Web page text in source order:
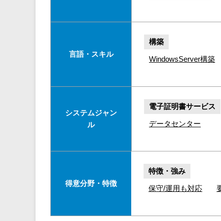
言語・スキル
構築
WindowsServer構築
システムジャン
ル
電子証明書サービス
データセンター
得意分野・特徴
特徴・強み
保守/運用も対応